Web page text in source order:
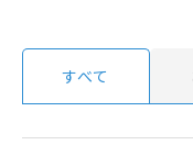
すべて